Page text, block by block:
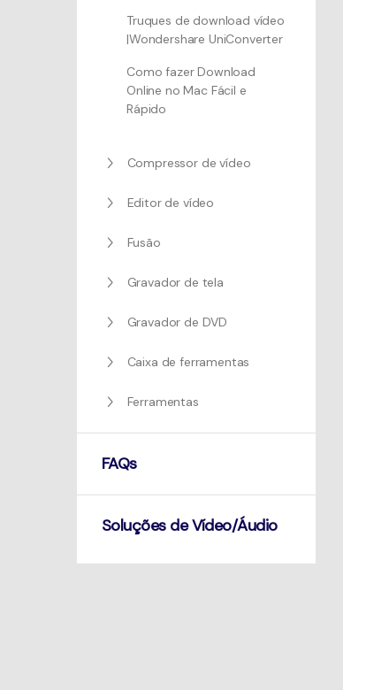
Truques de download vídeo
|Wondershare UniConverter
Como fazer Download
Online no Mac Fácil e
Rápido
Compressor de vídeo
Editor de vídeo
Fusão
Gravador de tela
Gravador de DVD
Caixa de ferramentas
Ferramentas
FAQs
Soluções de Vídeo/Áudio